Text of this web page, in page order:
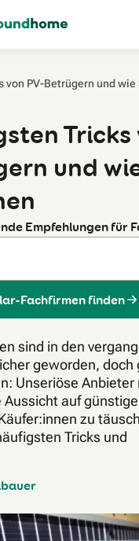
Zum Hauptinhalt
von PV-Betrügern und wie
Tricks
und
Empfehlungen für
Fachfirmen finden
sind in den
geworden, doch
Unseriöse Anbieter
Aussicht auf günstige
zu
Tricks und